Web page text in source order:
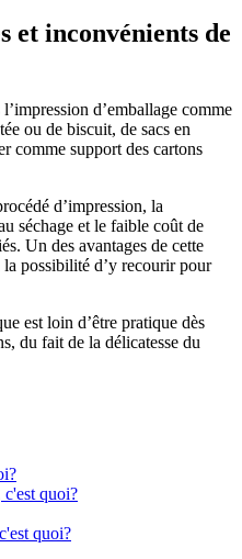
et inconvénients de
d’emballage comme
ou de biscuit, de sacs en
comme support des cartons
d’impression, la
séchage et le faible coût de
Un des avantages de cette
la possibilité d’y recourir pour
est loin d’être pratique dès
du fait de la délicatesse du
quoi?
quoi?